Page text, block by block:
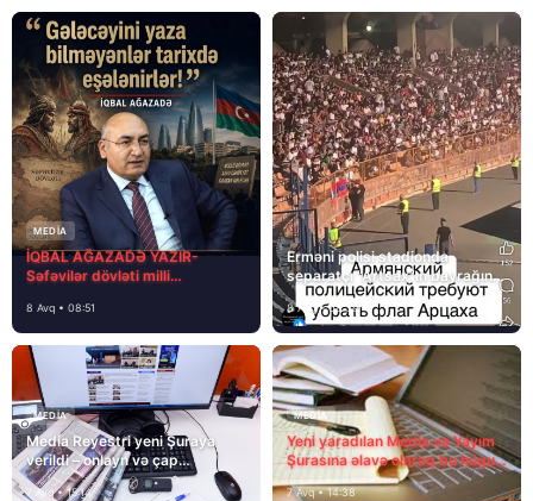
MEDİA
İQBAL AĞAZADƏ YAZIR-
Səfəvilər dövləti milli
8 Avq • 08:51
Erməni polisi stadionda
separatçı “Artsax”ın bayrağını
müsadirə etdi və…
8 Avq • 08:39
MEDİA
Media Reyestri yeni Şuraya
verildi – onlayn və çap
mediasını nə gözləyir?
7 Avq • 15:14
MEDİA
Yeni yaradılan Media və Yayım
Şurasına əlavə olaraq bu hüquq
və vəzifələr də verilib
7 Avq • 14:38